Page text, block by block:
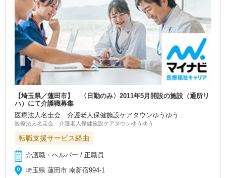
【埼玉県／蓮田市】 〈日勤のみ〉2011年5月開設の施設（通所リ
ハ）にて介護職募集
医療法人名圭会 介護老人保健施設ケアタウンゆうゆう
医療法人名圭会 介護老人保健施設ケアタウンゆうゆう
転職支援サービス経由
介護職・ヘルパー / 正職員
埼玉県 蓮田市 南新宿994-1